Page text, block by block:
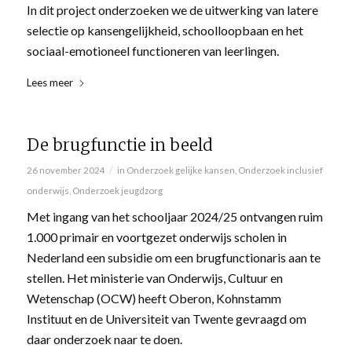
In dit project onderzoeken we de uitwerking van latere
selectie op kansengelijkheid, schoolloopbaan en het
sociaal-emotioneel functioneren van leerlingen.
Lees meer
De brugfunctie in beeld
26 november 2024 / in Onderzoek gelijke kansen Onderzoek inclusief
onderwijs Onderzoek jeugdzorg
Met ingang van het schooljaar 2024/25 ontvangen ruim
1.000 primair en voortgezet onderwijs scholen in
Nederland een subsidie om een brugfunctionaris aan te
stellen. Het ministerie van Onderwijs, Cultuur en
Wetenschap (OCW) heeft Oberon, Kohnstamm
Instituut en de Universiteit van Twente gevraagd om
daar onderzoek naar te doen.